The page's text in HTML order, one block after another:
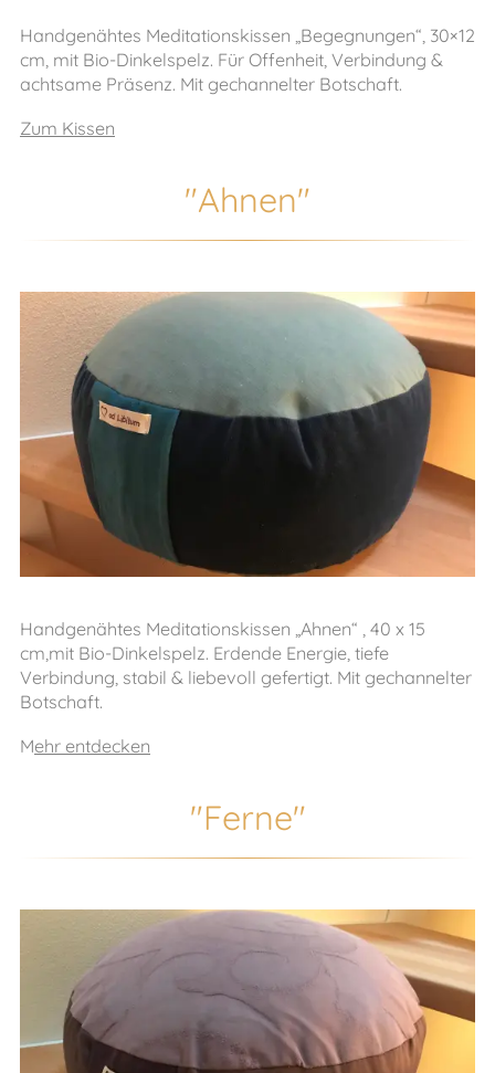
Handgenähtes Meditationskissen „Begegnungen“, 30×12
cm, mit Bio-Dinkelspelz. Für Offenheit, Verbindung &
achtsame Präsenz. Mit gechannelter Botschaft.
Zum Kissen
"Ahnen"
Handgenähtes Meditationskissen „Ahnen“ , 40 x 15
cm,mit Bio-Dinkelspelz. Erdende Energie, tiefe
Verbindung, stabil & liebevoll gefertigt. Mit gechannelter
Botschaft.
Mehr entdecken
"Ferne"